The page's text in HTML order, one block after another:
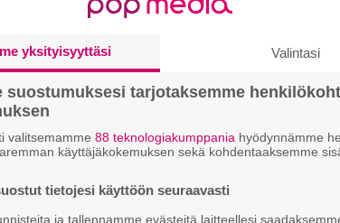
yksityisyyttäsi Valintasi
suostumuksesi tarjotaksemme
valitsemamme 88 teknologiakumppania hyödynnämme
käyttäjäkokemuksen sekä kohdentaaksemme
tietojesi käyttöön seuraavasti
ja tallennamme evästeitä laitteellesi